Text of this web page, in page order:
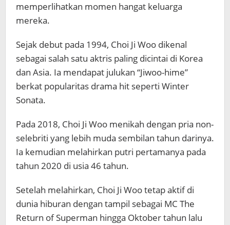
memperlihatkan momen hangat keluarga
mereka.
Sejak debut pada 1994, Choi Ji Woo dikenal
sebagai salah satu aktris paling dicintai di Korea
dan Asia. Ia mendapat julukan “Jiwoo-hime”
berkat popularitas drama hit seperti Winter
Sonata.
Pada 2018, Choi Ji Woo menikah dengan pria non-
selebriti yang lebih muda sembilan tahun darinya.
Ia kemudian melahirkan putri pertamanya pada
tahun 2020 di usia 46 tahun.
Setelah melahirkan, Choi Ji Woo tetap aktif di
dunia hiburan dengan tampil sebagai MC The
Return of Superman hingga Oktober tahun lalu